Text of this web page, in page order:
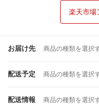
楽天市場
お届け先 商品の種類を選択
配送予定 商品の種類を選択
配送情報 商品の種類を選択